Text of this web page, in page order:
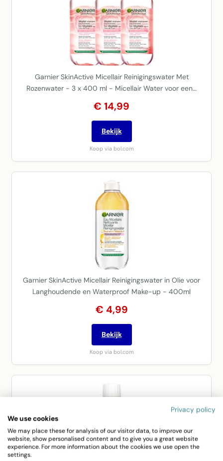
Garnier SkinActive Micellair Reinigingswater Met
Rozenwater - 3 x 400 ml - Micellair Water voor een…
€ 14,99
Bekijk
Koop via bol.com
Garnier SkinActive Micellair Reinigingswater in Olie voor
Langhoudende en Waterproof Make-up - 400ml
€ 4,99
Bekijk
Koop via bol.com
Privacy policy
We use cookies
We may place these for analysis of our visitor data, to improve our
website, show personalised content and to give you a great website
experience. For more information about the cookies we use open the
settings.